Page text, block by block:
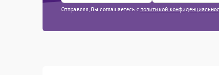
Отправляя, Вы соглашаетесь с политикой